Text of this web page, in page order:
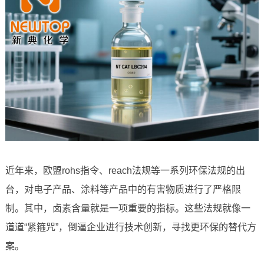
近年来，欧盟rohs指令、reach法规等一系列环保法规的出
台，对电子产品、涂料等产品中的有害物质进行了严格限
制。其中，卤素含量就是一项重要的指标。这些法规就像一
道道“紧箍咒”，倒逼企业进行技术创新，寻找更环保的替代方
案。